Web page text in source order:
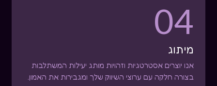
04
מיתוג
אנו יוצרים אסטרטגיות וזהויות מותג יעילות המשתלבות
בצורה חלקה עם ערוצי השיווק שלך ומגבירות את האמון.